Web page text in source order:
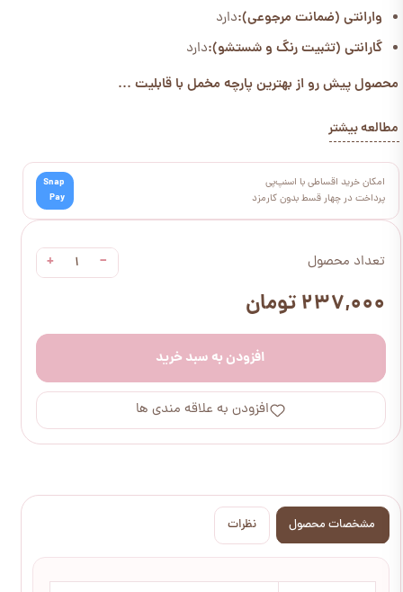
تعداد محصول −
+
۲۳۷,۰۰۰ تومان
افزودن به سبد خرید
افزودن به علاقه مندی ها
وارانتی (ضمانت مرجوعی):دارد
گارانتی (تثبیت رنگ و شستشو):دارد
محصول پیش رو از بهترین پارچه مخمل با قابلیت ...
مطالعه بیشتر
امکان خرید اقساطی با اسنپ‌پی
پرداخت در چهار قسط بدون کارمزد
Snap
Pay
مشخصات محصول نظرات